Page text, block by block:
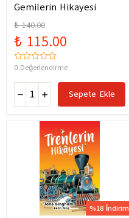
Gemilerin Hikayesi
₺ 140.00
₺ 115.00
0 Değerlendirme
Sepete Ekle
%18 İndirim